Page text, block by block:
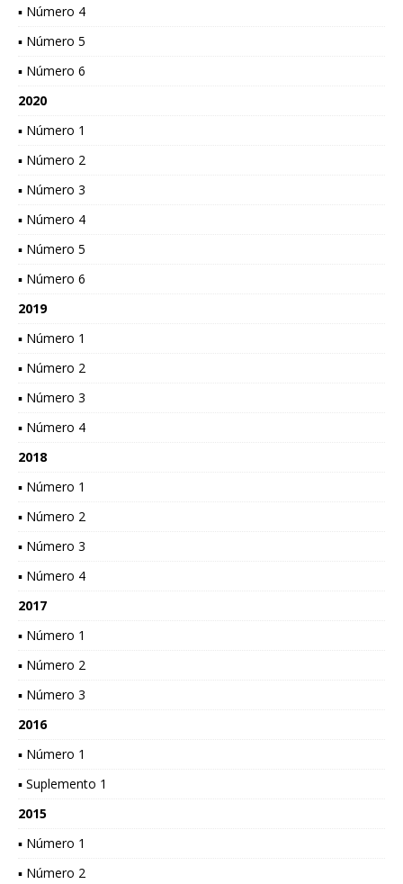
▪ Número 4
▪ Número 5
▪ Número 6
2020
▪ Número 1
▪ Número 2
▪ Número 3
▪ Número 4
▪ Número 5
▪ Número 6
2019
▪ Número 1
▪ Número 2
▪ Número 3
▪ Número 4
2018
▪ Número 1
▪ Número 2
▪ Número 3
▪ Número 4
2017
▪ Número 1
▪ Número 2
▪ Número 3
2016
▪ Número 1
▪ Suplemento 1
2015
▪ Número 1
▪ Número 2